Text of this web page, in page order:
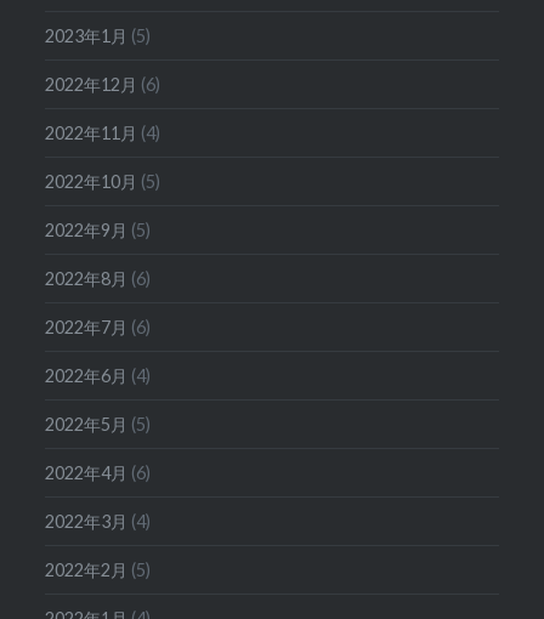
2023年1月 (5)
2022年12月 (6)
2022年11月 (4)
2022年10月 (5)
2022年9月 (5)
2022年8月 (6)
2022年7月 (6)
2022年6月 (4)
2022年5月 (5)
2022年4月 (6)
2022年3月 (4)
2022年2月 (5)